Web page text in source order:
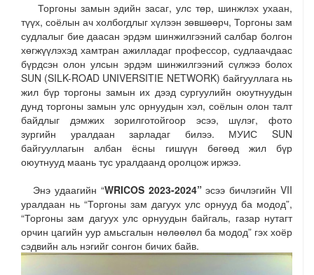
Торгоны замын эдийн засаг, улс төр, шинжлэх ухаан,
түүх, соёлын ач холбогдлыг хүлээн зөвшөөрч, Торгоны зам
судлалыг бие даасан эрдэм шинжилгээний салбар болгон
хөгжүүлэхэд хамтран ажилладаг профессор, судлаачдаас
бүрдсэн олон улсын эрдэм шинжилгээний сүлжээ болох
SUN (SILK-ROAD UNIVERSITIE NETWORK) байгууллага нь
жил бүр торгоны замын их дээд сургуулийн оюутнуудын
дунд торгоны замын улс орнуудын хэл, соёлын олон талт
байдлыг дэмжих зорилготойгоор эсээ, шүлэг, фото
зургийн уралдаан зарладаг билээ. МУИС SUN
байгууллагын албан ёсны гишүүн бөгөөд жил бүр
оюутнууд маань тус уралдаанд оролцож иржээ.
Энэ удаагийн “WRICOS 2023-2024”эсээ бичлэгийн VII
уралдаан нь “Торгоны зам дагуух улс орнууд ба модод”,
“Торгоны зам дагуух улс орнуудын байгаль, газар нутагт
орчин цагийн уур амьсгалын нөлөөлөл ба модод” гэх хоёр
сэдвийн аль нэгийг сонгон бичих байв.